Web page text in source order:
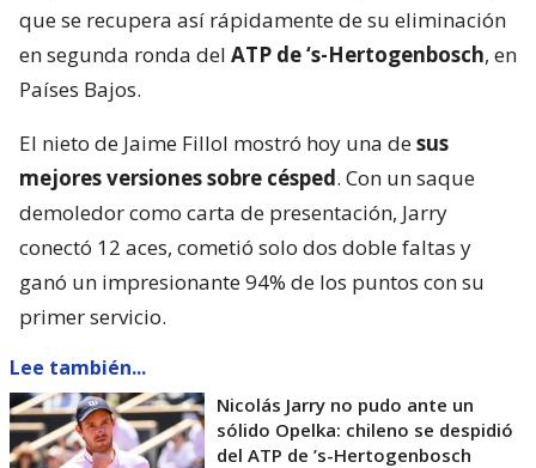
que se recupera así rápidamente de su eliminación
en segunda ronda del ATP de ‘s-Hertogenbosch, en
Países Bajos.
El nieto de Jaime Fillol mostró hoy una desus
mejores versiones sobre césped. Con un saque
demoledor como carta de presentación, Jarry
conectó 12 aces, cometió solo dos doble faltas y
ganó un impresionante 94% de los puntos con su
primer servicio.
Lee también...
Nicolás Jarry no pudo ante un
sólido Opelka: chileno se despidió
del ATP de ’s-Hertogenbosch